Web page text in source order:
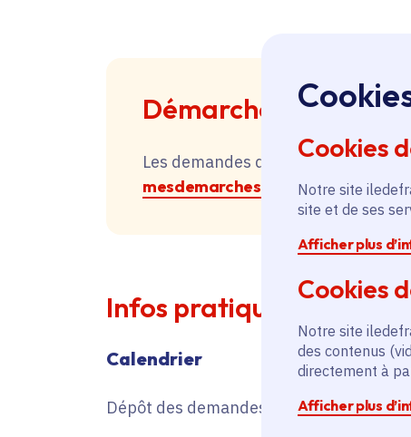
Cookies
Notre site
site et de ses
Afficher plus
Cookies
Notre site
des contenus
directement à
Afficher plus
Démarches
Les demandes d’aide devront être
mesdemarches.iledefrance.fr, la
Infos pratiques
Calendrier
Dépôt des demandes ouvert